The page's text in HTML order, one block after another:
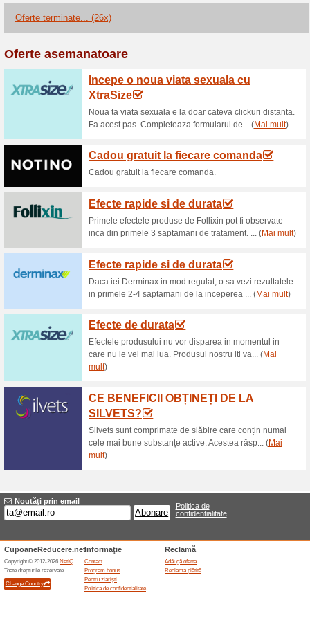
Reduceri şi ocazii
Optiplaza.ro -
voucher.
100% a funcţionat Oferte-
Comanda ochelari de soare,
magazinul online
de 4500 lei! Daca esti in
sau a ochelarilor potri
Transport garantat la
100% a funcţionat
Pentru orice comandă care